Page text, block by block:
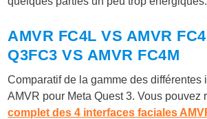
AMVR FC4L VS AMVR
Q3FC3 VS AMVR FC4M
Comparatif de la gamme des différentes
AMVR pour Meta Quest 3. Vous pouvez
complet des 4 interfaces faciales